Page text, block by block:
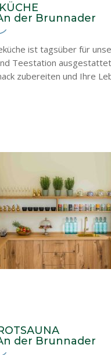
der Brunnader
ist tagsüber für
Teestation
zubereiten und Ihre
der Brunnader